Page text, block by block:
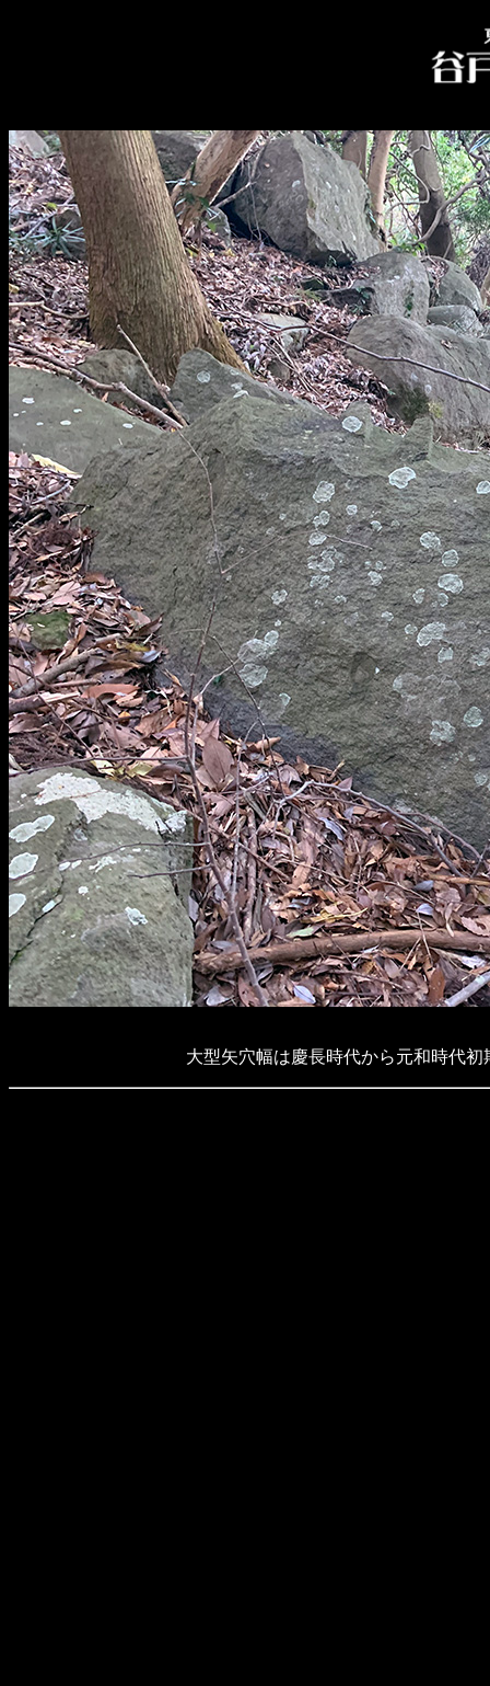
大型矢穴幅は慶長時代から元和時代